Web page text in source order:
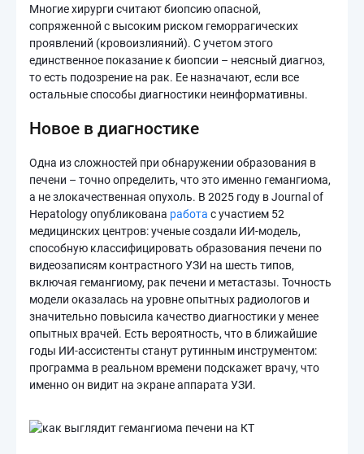
Многие хирурги считают биопсию опасной,
сопряженной с высоким риском геморрагических
проявлений (кровоизлияний). С учетом этого
единственное показание к биопсии – неясный диагноз,
то есть подозрение на рак. Ее назначают, если все
остальные способы диагностики неинформативны.
Новое в диагностике
Одна из сложностей при обнаружении образования в
печени – точно определить, что это именно гемангиома,
а не злокачественная опухоль. В 2025 году в Journal of
Hepatology опубликована работа с участием 52
медицинских центров: ученые создали ИИ-модель,
способную классифицировать образования печени по
видеозаписям контрастного УЗИ на шесть типов,
включая гемангиому, рак печени и метастазы. Точность
модели оказалась на уровне опытных радиологов и
значительно повысила качество диагностики у менее
опытных врачей. Есть вероятность, что в ближайшие
годы ИИ-ассистенты станут рутинным инструментом:
программа в реальном времени подскажет врачу, что
именно он видит на экране аппарата УЗИ.